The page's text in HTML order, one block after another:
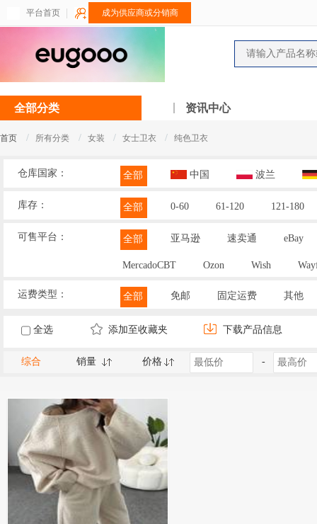
平台首页 成为供应商或分销商
全部分类 资讯中心
首页 / 所有分类 / 女装 / 女士卫衣 / 纯色卫衣
仓库国家： 全部 中国 波兰
库存： 全部 0-60 61-120 121-180
可售平台： 全部 亚马逊 速卖通 eBay
MercadoCBT Ozon Wish
运费类型： 全部 免邮 固定运费 其他
全选 添加至收藏夹 下载产品信息
综合 销量 价格 -